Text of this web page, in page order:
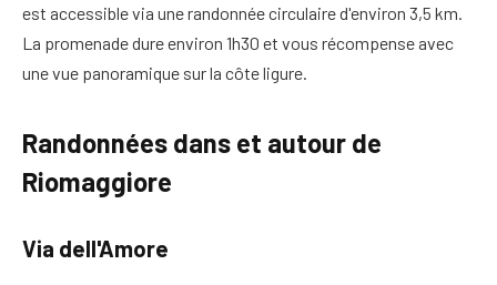
est accessible via une randonnée circulaire d'environ 3,5 km.
La promenade dure environ 1h30 et vous récompense avec
une vue panoramique sur la côte ligure.
Randonnées dans et autour de
Riomaggiore
Via dell'Amore